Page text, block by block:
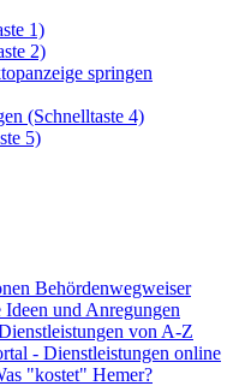
1)
2)
springen
(Schnelltaste 4)
5)
Behördenwegweiser
und Anregungen
von A-Z
- Dienstleistungen online
"kostet" Hemer?